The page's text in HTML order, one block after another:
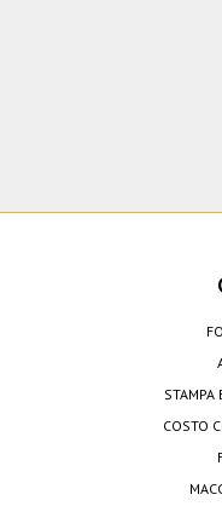
STAMPA
COSTO